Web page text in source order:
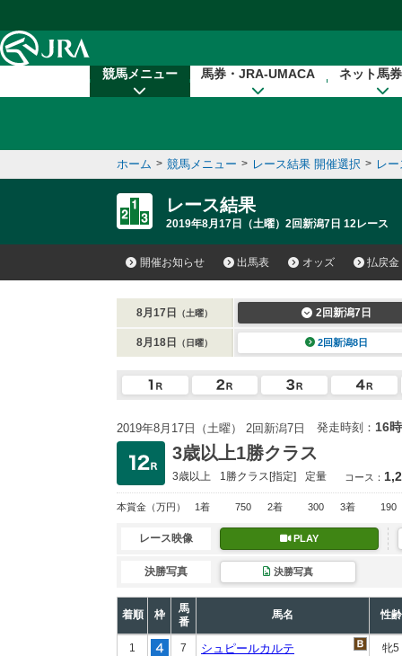
競馬メニュー 馬券・JRA-UMACA ネット馬
ホーム > 競馬メニュー > レース結果 開催選択 > レ
レース結果
2019年8月17日（土曜）2回新潟7日 12レース
開催お知らせ 出馬表 オッズ 払戻金
8月17日 （土曜） 2回新潟7日
8月18日 （日曜） 2回新潟8日
2019年8月17日（土曜） 2回新潟7日 発走時刻： 16
3歳以上1勝クラス
3歳以上 1勝クラス[指定] 定量 コース：
本賞金 （万円） 1着 750 2着 300 3着 190
レース映像 PLAY
決勝写真 決勝写真
着順 枠
馬
番
馬名 性齢
1 7 シュピールカルテ 牝5